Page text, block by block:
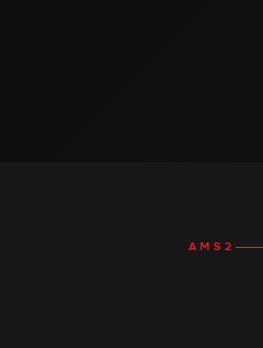
AMS2